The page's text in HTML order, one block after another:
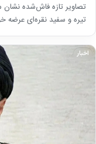
تیره و سفید نقره‌ای عرضه
اخبار